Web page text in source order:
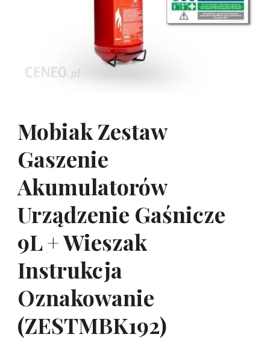
Mobiak Zestaw
Gaszenie
Akumulatorów
Urządzenie Gaśnicze
9L + Wieszak
Instrukcja
Oznakowanie
(ZESTMBK192)